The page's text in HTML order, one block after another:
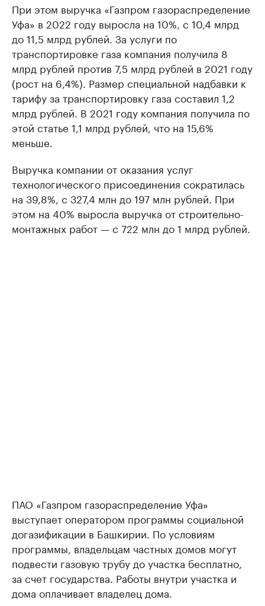
При этом выручка «Газпром газораспределение
Уфа» в 2022 году выросла на 10%, с 10,4 млрд
до 11,5 млрд рублей. За услуги по
транспортировке газа компания получила 8
млрд рублей против 7,5 млрд рублей в 2021 году
(рост на 6,4%). Размер специальной надбавки к
тарифу за транспортировку газа составил 1,2
млрд рублей. В 2021 году компания получила по
этой статье 1,1 млрд рублей, что на 15,6%
меньше.
Выручка компании от оказания услуг
технологического присоединения сократилась
на 39,8%, с 327,4 млн до 197 млн рублей. При
этом на 40% выросла выручка от строительно-
монтажных работ — с 722 млн до 1 млрд рублей.
ПАО «Газпром газораспределение Уфа»
выступает оператором программы социальной
догазификации в Башкирии. По условиям
программы, владельцам частных домов могут
подвести газовую трубу до участка бесплатно,
за счет государства. Работы внутри участка и
дома оплачивает владелец дома.